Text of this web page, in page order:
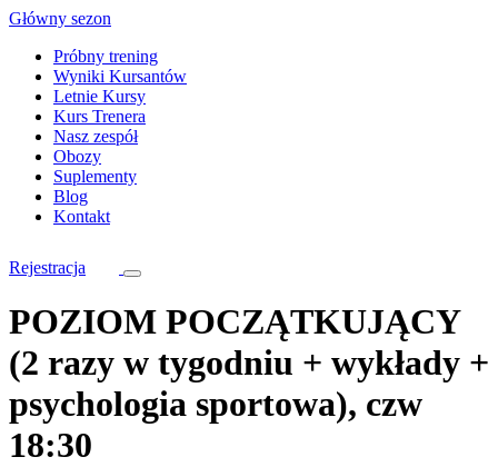
Skip
content
Główny sezon
Próbny trening
Wyniki Kursantów
Letnie Kursy
Kurs Trenera
Nasz zespół
Obozy
Suplementy
Blog
Kontakt
Rejestracja
POZIOM POCZĄTKUJĄCY
(2 razy w tygodniu + wykłady +
psychologia sportowa), czw
18:30